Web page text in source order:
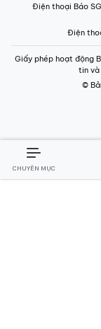
Điện thoại Báo
Điện
Giấy phép hoạt động
tin và
©
CHUYÊN MỤC